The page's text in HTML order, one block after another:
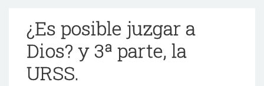
¿Es posible juzgar a
Dios? y 3ª parte, la
URSS.